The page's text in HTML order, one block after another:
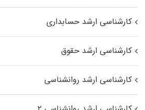
کارشناسی ارشد حسابداری
کارشناسی ارشد حقوق
کارشناسی ارشد روانشناسی